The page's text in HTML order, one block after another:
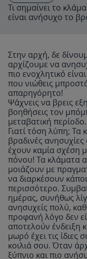
Τι σημαίνει το
είναι ανήσυχο το
Στην αρχή, δε
αρχίζουμε να
πιο ενοχλητικό
που νιώθεις
απαρηγόρητο!
Ψάχνεις να βρεις
βοηθήσεις τον
μεταβατική περίοδο.
Γιατί τόση λύπη; Τα
βραδινές
έχουν καμία σχέση
πόνου! Τα κλάματα
μοιάζουν με
να διαρκέσουν
περισσότερο.
ημέρας, συνήθως
ανησυχείς πολύ,
προφανή λόγο δεν
αποτελούν ένδειξη
μωρό έχει τις
κοιλιά σου. Όταν
ξύπνιο και πιο